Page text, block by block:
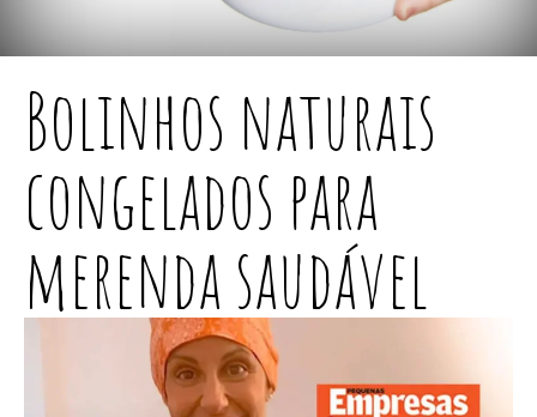
Bolinhos naturais
congelados para
merenda saudável